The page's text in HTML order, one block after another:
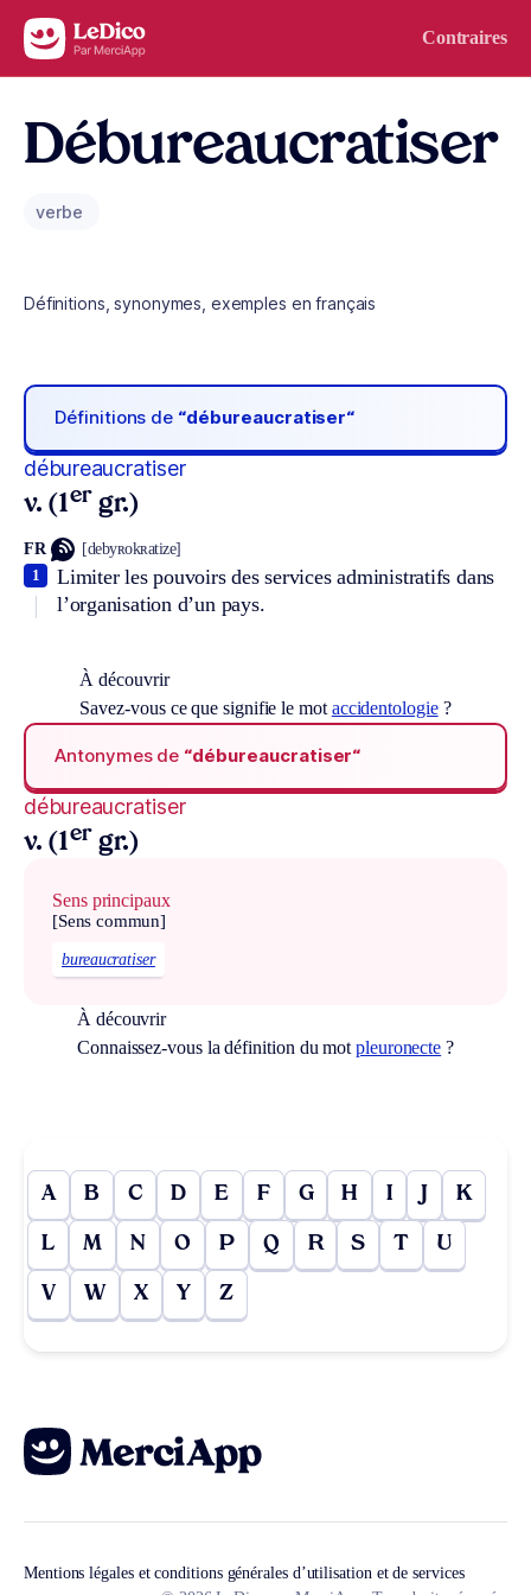
Aller au contenu Contraires
Débureaucratiser
verbe
Définitions, synonymes, exemples en français
Définitions de “débureaucratiser“
débureaucratiser
v. (1er gr.)
FR [debyʀokʀatize]
Limiter les pouvoirs des services administratifs dans
l’organisation d’un pays.
1
À découvrir
Savez-vous ce que signifie le mot accidentologie?
Antonymes de “débureaucratiser“
débureaucratiser
v. (1er gr.)
Sens principaux
[Sens commun]
bureaucratiser
À découvrir
Connaissez-vous la définition du motpleuronecte ?
A B C D E F G H I J K
L M N O P Q R S T U
V W X Y Z
Mentions légales et conditions générales d’utilisation et de services